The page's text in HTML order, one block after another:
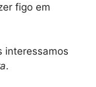
figo em
interessamos
.